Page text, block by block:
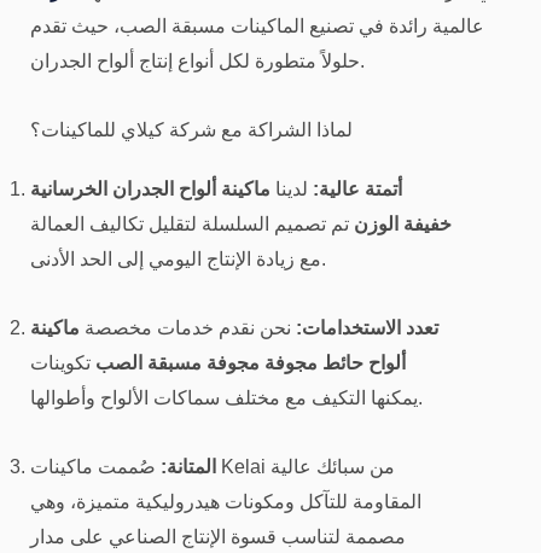
عالمية رائدة في تصنيع الماكينات مسبقة الصب، حيث تقدم
حلولاً متطورة لكل أنواع إنتاج ألواح الجدران.
لماذا الشراكة مع شركة كيلاي للماكينات؟
أتمتة عالية: لدينا ماكينة ألواح الجدران الخرسانية
خفيفة الوزن تم تصميم السلسلة لتقليل تكاليف العمالة
مع زيادة الإنتاج اليومي إلى الحد الأدنى.
تعدد الاستخدامات: نحن نقدم خدمات مخصصة ماكينة
ألواح حائط مجوفة مجوفة مسبقة الصب تكوينات
يمكنها التكيف مع مختلف سماكات الألواح وأطوالها.
المتانة: صُممت ماكينات Kelai من سبائك عالية
المقاومة للتآكل ومكونات هيدروليكية متميزة، وهي
مصممة لتناسب قسوة الإنتاج الصناعي على مدار